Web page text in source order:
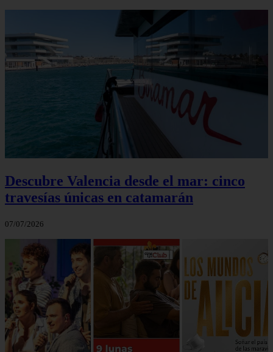
Descubre Valencia desde el mar: cinco
travesías únicas en catamarán
07/07/2026